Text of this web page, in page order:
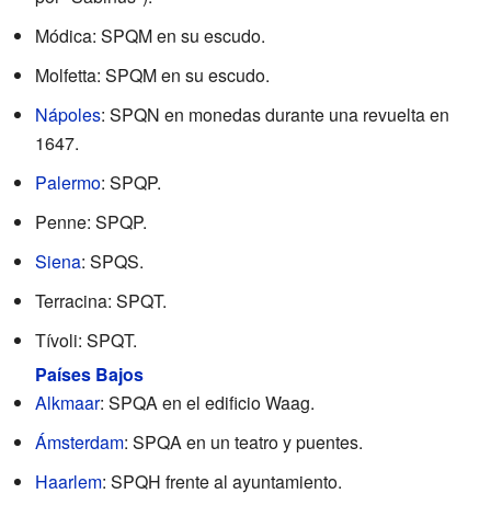
Módica: SPQM en su escudo.
Molfetta: SPQM en su escudo.
Nápoles: SPQN en monedas durante una revuelta en
1647.
Palermo: SPQP.
Penne: SPQP.
Siena: SPQS.
Terracina: SPQT.
Tívoli: SPQT.
Países Bajos
Alkmaar: SPQA en el edificio Waag.
Ámsterdam: SPQA en un teatro y puentes.
Haarlem: SPQH frente al ayuntamiento.